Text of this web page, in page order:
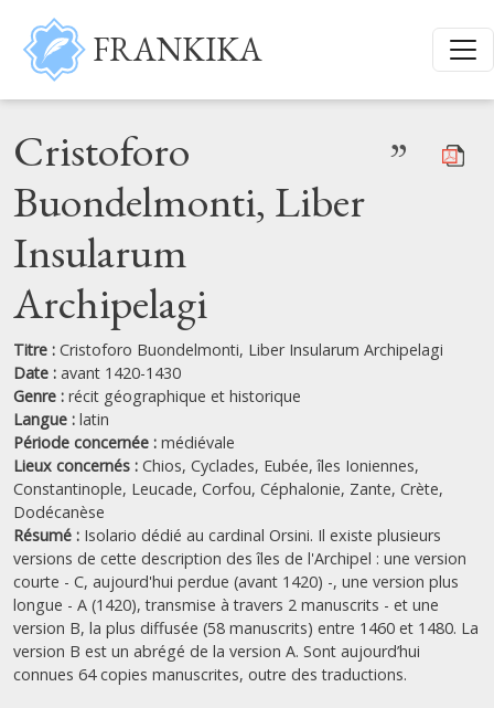
Aller au contenu principal
FRANKIKA
Cristoforo
Buondelmonti, Liber
Insularum
Archipelagi
”
Titre : Cristoforo Buondelmonti, Liber Insularum Archipelagi
Date : avant 1420-1430
Genre : récit géographique et historique
Langue : latin
Période concernée : médiévale
Lieux concernés : Chios, Cyclades, Eubée,îles Ioniennes,
Constantinople, Leucade, Corfou, Céphalonie, Zante, Crète,
Dodécanèse
Résumé : Isolario dédié au cardinal Orsini. Il existe plusieurs
versions de cette description des îles de l'Archipel : une version
courte - C, aujourd'hui perdue (avant 1420) -, une version plus
longue - A (1420), transmise à travers 2 manuscrits - et une
version B, la plus diffusée (58 manuscrits) entre 1460 et 1480. La
version B est un abrégé de la version A. Sont aujourd’hui
connues 64 copies manuscrites, outre des traductions.